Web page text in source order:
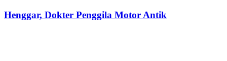
Henggar, Dokter Penggila Motor Antik